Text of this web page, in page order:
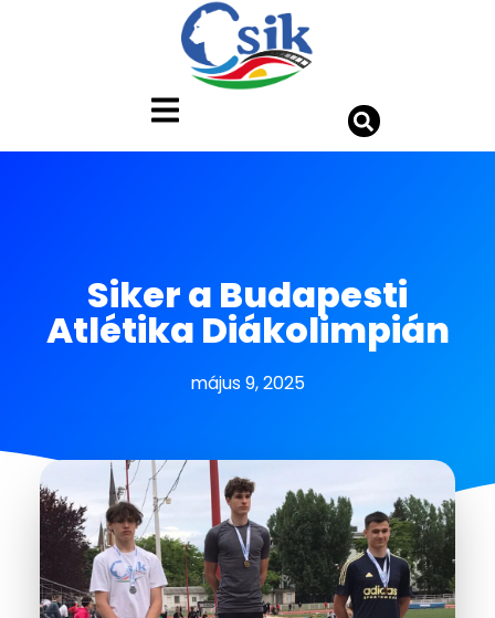
Siker a Budapesti
Atlétika Diákolimpián
május 9, 2025